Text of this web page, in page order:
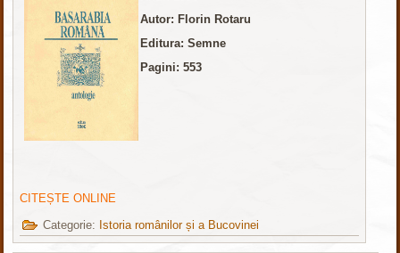
Autor: Florin Rotaru
Editura: Semne
Pagini: 553
CITEȘTE ONLINE
Categorie: Istoria românilor și a Bucovinei